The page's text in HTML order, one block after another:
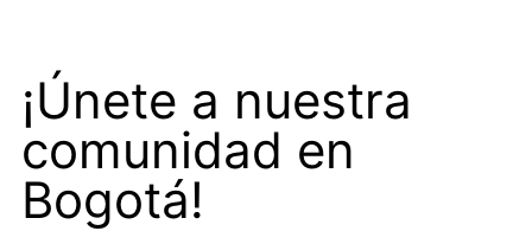
¡Únete a nuestra
comunidad en
Bogotá!